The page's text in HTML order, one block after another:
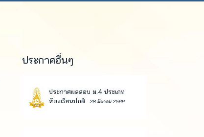
ประกาศอื่นๆ
ประกาศผลสอบ ม.4 ประเภท
ห้องเรียนปกติ
28 มีนาคม 2566